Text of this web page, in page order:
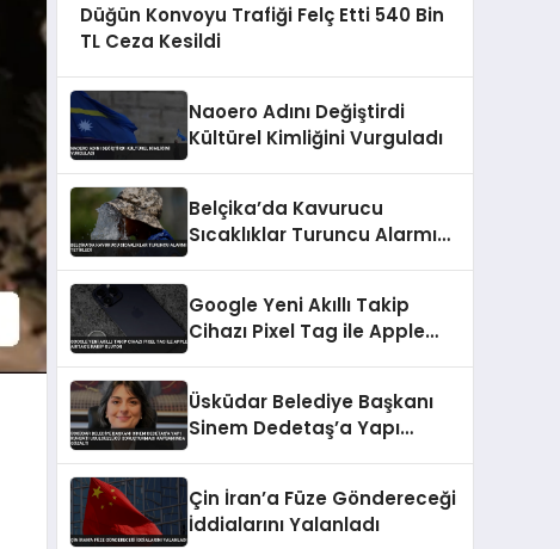
Düğün Konvoyu Trafiği Felç Etti 540 Bin
TL Ceza Kesildi
Naoero Adını Değiştirdi
Kültürel Kimliğini Vurguladı
Belçika’da Kavurucu
Sıcaklıklar Turuncu Alarmı
Google Yeni Akıllı Takip
Cihazı Pixel Tag ile Apple
Üsküdar Belediye Başkanı
Sinem Dedetaş’a Yapı
Gözaltı
Çin İran’a Füze Göndereceği
İddialarını Yalanladı